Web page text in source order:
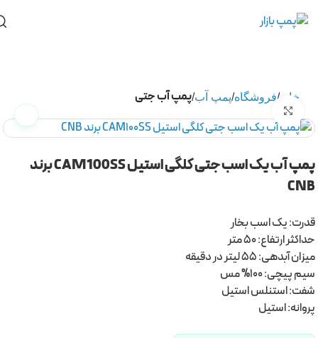
خانه فروشگاه پمپ آب پمپ آب جتی
پمپ آب یک اسب جتی کلگی استیل CAM100SS برند
CNB
قدرت: یک اسب بخار
حداکثر ارتفاع: 50 متر
میزان آبدهی: 55 لیتر در دقیقه
سیم پیچی: 100% مس
شفت: استنلس استیل
پروانه: استیل